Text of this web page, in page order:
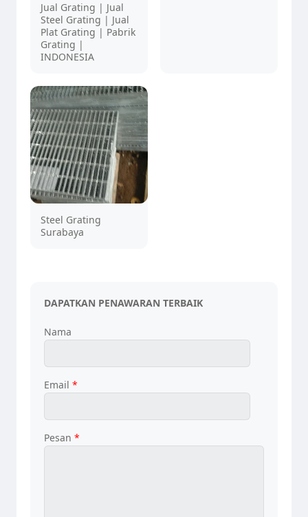
Jual Grating | Jual
Steel Grating | Jual
Plat Grating | Pabrik
Grating |
INDONESIA
Steel Grating
Surabaya
DAPATKAN PENAWARAN TERBAIK
Nama
Email *
Pesan *